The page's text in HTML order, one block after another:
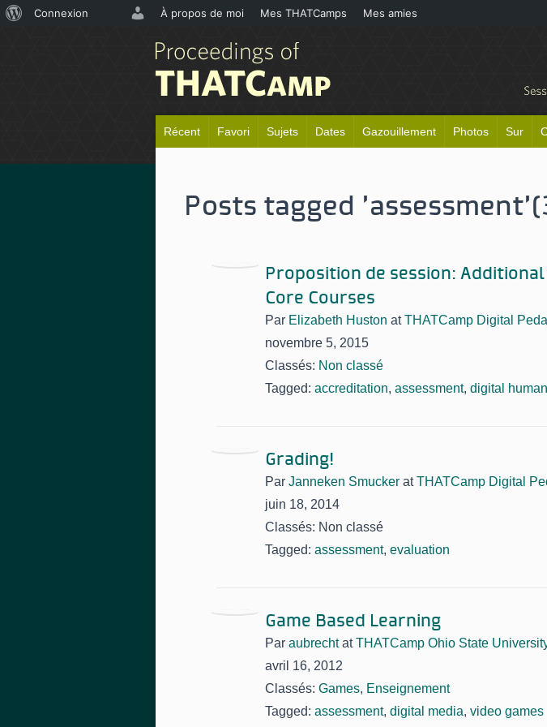
Récent Favori Sujets Dates Gazouillement Photos Sur
Posts tagged 'assessment'
Proposition de session:
Core Courses
Par Elizabeth Huston atTHATCamp Digital
novembre 5, 2015
Classés: Non classé
Tagged: accreditation, assessment, digital
Grading!
Par Janneken Smucker atTHATCamp Digital
juin 18, 2014
Classés: Non classé
Tagged: assessment, evaluation
Game Based Learning
Par aubrecht atTHATCamp Ohio State
avril 16, 2012
Classés: Games, Enseignement
Tagged: assessment, digital media, video games
Connexion À propos de moi Mes THATCamps Mes amies